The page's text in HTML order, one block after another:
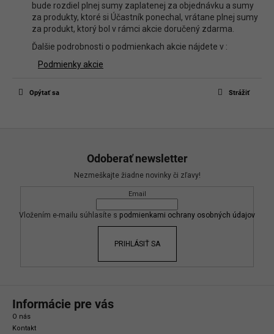
bude rozdiel plnej sumy zaplatenej za objednávku a sumy
za produkty, ktoré si Účastník ponechal, vrátane plnej sumy
za produkt, ktorý bol v rámci akcie doručený zdarma.
Ďalšie podrobnosti o podmienkach akcie nájdete v :
Podmienky akcie
Opýtať sa Strážiť
Odoberať newsletter
Nezmeškajte žiadne novinky či zľavy!
Email
Vložením e-mailu súhlasíte s podmienkami ochrany osobných údajov
PRIHLÁSIŤ SA
Informácie pre vás
O nás
Kontakt